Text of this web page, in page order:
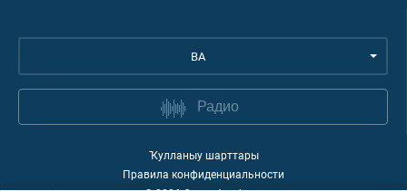
BA
Радио
Ҡулланыу шарттары
Правила конфиденциальности